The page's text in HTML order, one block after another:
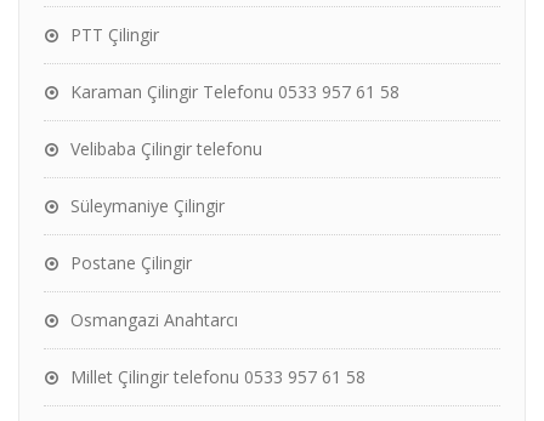
PTT Çilingir
Karaman Çilingir Telefonu 0533 957 61 58
Velibaba Çilingir telefonu
Süleymaniye Çilingir
Postane Çilingir
Osmangazi Anahtarcı
Millet Çilingir telefonu 0533 957 61 58